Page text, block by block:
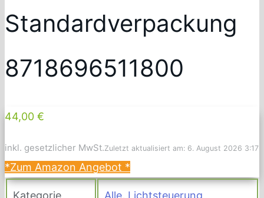
Standardverpackung
8718696511800
44,00 €
inkl. gesetzlicher MwSt.Zuletzt aktualisiert am: 6. August 2026 3:17
*Zum Amazon Angebot *
Kategorie Alle, Lichtsteuerung